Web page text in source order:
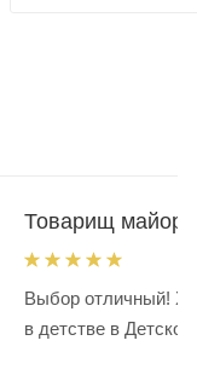
Товарищ майор.
Выбор отличный!
в детстве в